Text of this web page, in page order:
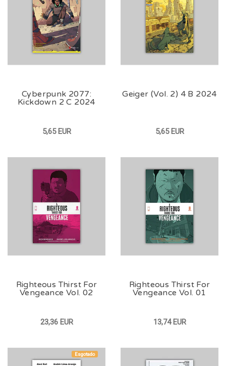
Cyberpunk 2077:
Kickdown 2 C 2024
5,65 EUR
Geiger (Vol. 2) 4 B 2024
5,65 EUR
Righteous Thirst For
Vengeance Vol. 02
23,36 EUR
Righteous Thirst For
Vengeance Vol. 01
13,74 EUR
Esgotado